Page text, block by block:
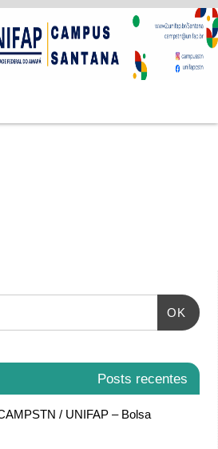
OK
Posts recentes
/ UNIFAP – Bolsa